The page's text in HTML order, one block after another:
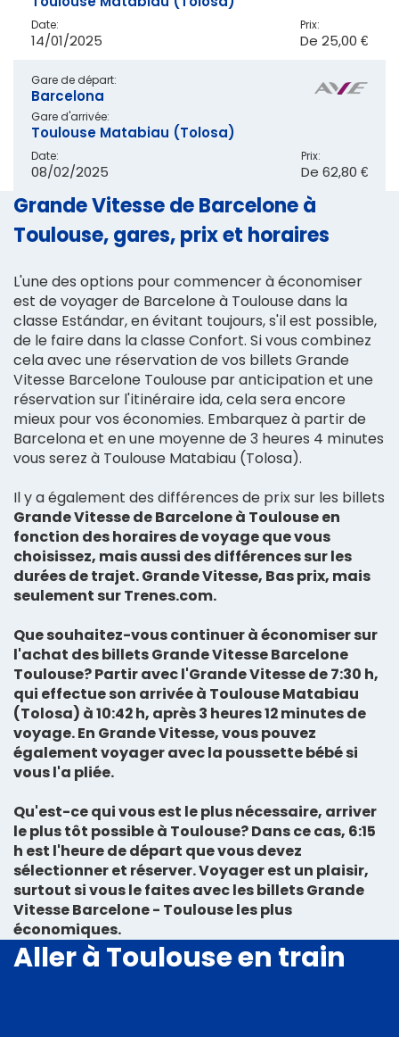
Date:
14/01/2025
Prix:
De 25,00 €
Gare de départ:
Barcelona
Gare d'arrivée:
Toulouse Matabiau (Tolosa)
Date:
08/02/2025
Prix:
De 62,80 €
Grande Vitesse de Barcelone à
Toulouse, gares, prix et horaires
L'une des options pour commencer à économiser
est de voyager de Barcelone à Toulouse dans la
classe Estándar, en évitant toujours, s'il est possible,
de le faire dans la classe Confort. Si vous combinez
cela avec une réservation de vos billets Grande
Vitesse Barcelone Toulouse par anticipation et une
réservation sur l'itinéraire ida, cela sera encore
mieux pour vos économies. Embarquez à partir de
Barcelona et en une moyenne de 3 heures 4 minutes
vous serez à Toulouse Matabiau (Tolosa).
Il y a également des différences de prix sur les billets
Grande Vitesse de Barcelone à Toulouse en
fonction des horairesde voyage que vous
choisissez, mais aussi des différences sur les
durées de trajet. Grande Vitesse, Bas prix, mais
seulement sur Trenes.com.
Que souhaitez-vous continuer à économiser sur
l'achat des billets Grande Vitesse Barcelone
Toulouse? Partir avec l'Grande Vitesse de 7:30 h,
qui effectue son arrivée à Toulouse Matabiau
(Tolosa) à 10:42 h, après 3 heures 12 minutesde
voyage. En Grande Vitesse, vous pouvez
également voyager avec la poussette bébé si
vous l'a pliée.
Qu'est-ce qui vous est le plus nécessaire, arriver
le plus tôt possible à Toulouse? Dans ce cas, 6:15
h est l'heure de départ que vous devez
sélectionner et réserver. Voyager est un plaisir,
surtout si vous le faites avec les billets Grande
Vitesse Barcelone - Toulouse les plus
économiques.
Aller à Toulouse en train